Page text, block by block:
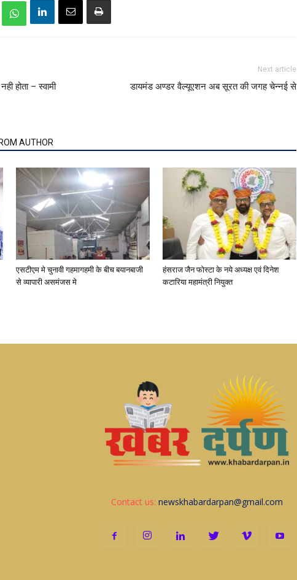
होता – स्वामी
Next article
डायमंड अण्डर वैल्यूएशन अब सूरत की जगह चेन्नई से
AUTHOR
एसटीएम मे चुनावी गहमागहमी के बीच बयानबाजी
से व्यापारी असमंजस मे
हंसराज जैन फोस्टा के नये अध्यक्ष एवं दिनेश
कटारिया महामंत्री नियुक्त
Contact us: newskhabardarpan@gmail.com